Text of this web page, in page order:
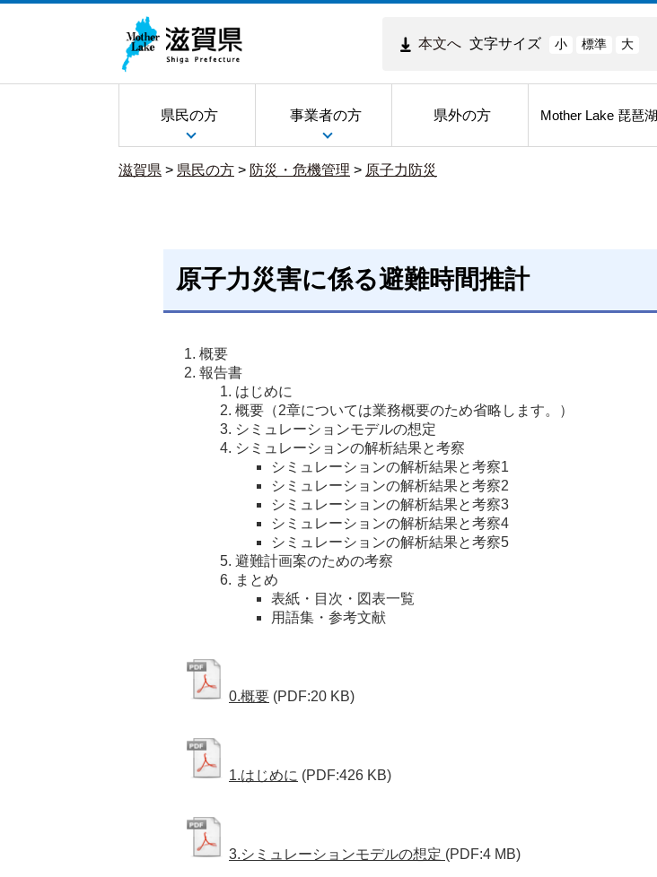
本文へ 文字サイズ 小 標準 大
県民の方 事業者の方 県外の方 Mother Lake 琵琶湖
滋賀県 > 県民の方 > 防災・危機管理 > 原子力防災
原子力災害に係る避難時間推計
概要
報告書
はじめに
概要（2章については業務概要のため省略します。）
シミュレーションモデルの想定
シミュレーションの解析結果と考察
シミュレーションの解析結果と考察1
シミュレーションの解析結果と考察2
シミュレーションの解析結果と考察3
シミュレーションの解析結果と考察4
シミュレーションの解析結果と考察5
避難計画案のための考察
まとめ
表紙・目次・図表一覧
用語集・参考文献
0.概要 (PDF:20 KB)
1.はじめに (PDF:426 KB)
3.シミュレーションモデルの想定 (PDF:4 MB)